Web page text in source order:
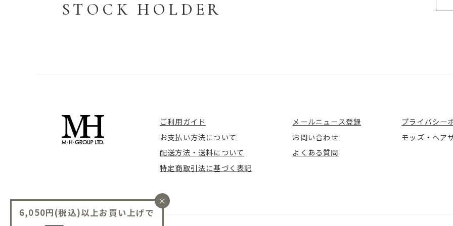
6,050円(税込)以上お買い上げで
×
STOCK HOLDER
ご利用ガイド
お支払い方法について
配送方法・送料について
特定商取引法に基づく表記
メールニュース登録
お問い合わせ
よくある質問
プライバシー
モッズ・ヘア